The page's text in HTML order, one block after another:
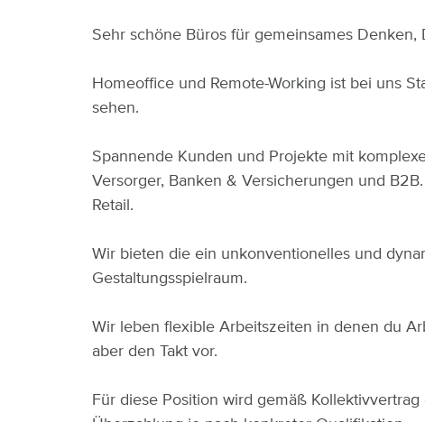
Sehr schöne Büros für gemeinsames
Homeoffice und Remote-Working ist bei uns
sehen.
Spannende Kunden und Projekte mit
Versorger, Banken & Versicherungen und
Retail.
Wir bieten die ein unkonventionelles und
Gestaltungsspielraum.
Wir leben flexible Arbeitszeiten in denen du
aber den Takt vor.
Für diese Position wird gemäß